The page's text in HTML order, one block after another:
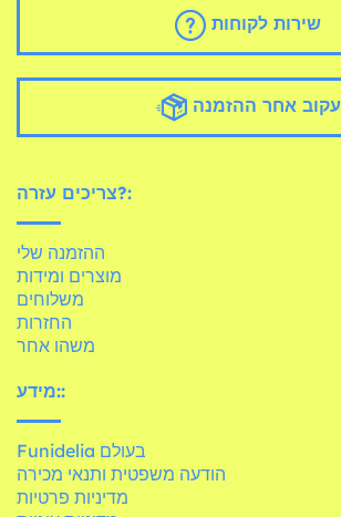
שירות לקוחות
עקוב אחר ההזמנה
צריכים עזרה?:
ההזמנה שלי
מוצרים ומידות
משלוחים
החזרות
משהו אחר
מידע::
Funidelia בעולם
הודעה משפטית ותנאי מכירה
מדיניות פרטיות